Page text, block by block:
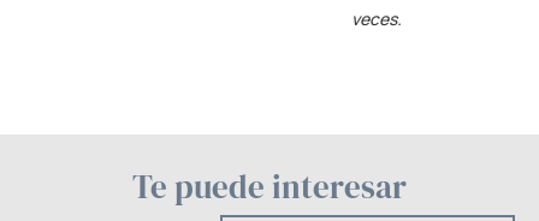
veces.
Te puede interesar